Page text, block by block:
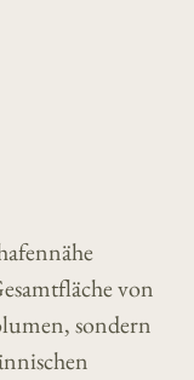
von
sondern